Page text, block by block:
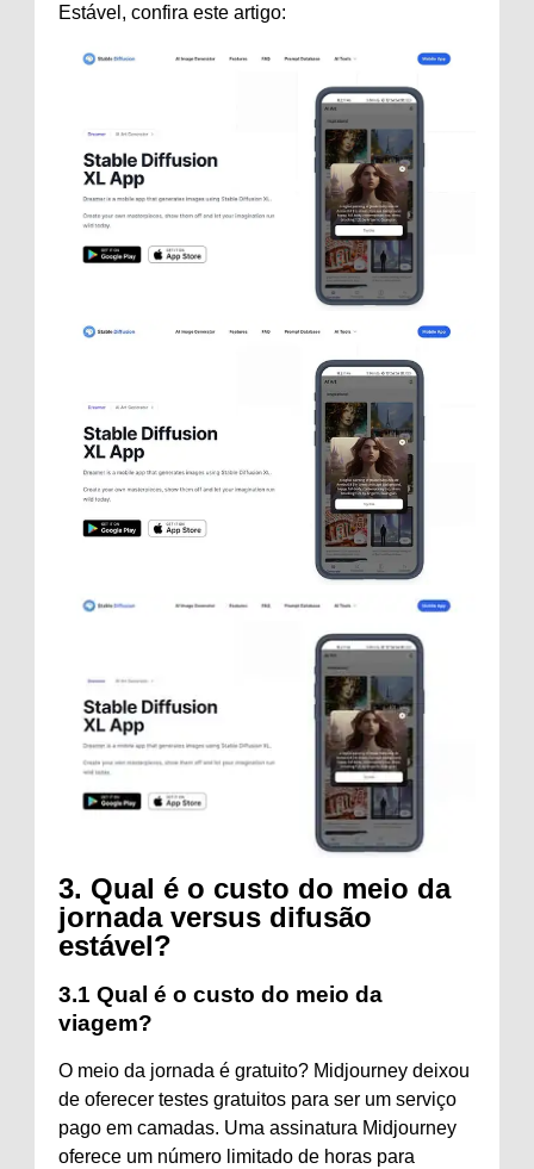
Estável, confira este artigo:
3. Qual é o custo do meio da
jornada versus difusão
estável?
3.1 Qual é o custo do meio da
viagem?
O meio da jornada é gratuito? Midjourney deixou
de oferecer testes gratuitos para ser um serviço
pago em camadas. Uma assinatura Midjourney
oferece um número limitado de horas para